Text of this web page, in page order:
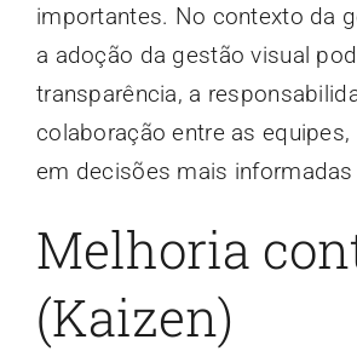
importantes. No contexto da
a adoção da gestão visual
transparência, a
colaboração entre as equipes,
em decisões mais informadas
Melhoria
(Kaizen)